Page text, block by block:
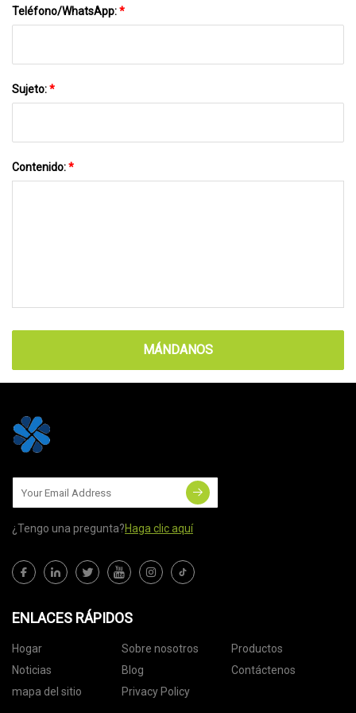
Teléfono/WhatsApp:*
Sujeto:*
Contenido:*
MÁNDANOS
¿Tengo una pregunta?Haga clic aquí
ENLACES RÁPIDOS
Hogar Sobre nosotros
Productos
Noticias
Blog
Contáctenos
mapa del sitio
Privacy Policy